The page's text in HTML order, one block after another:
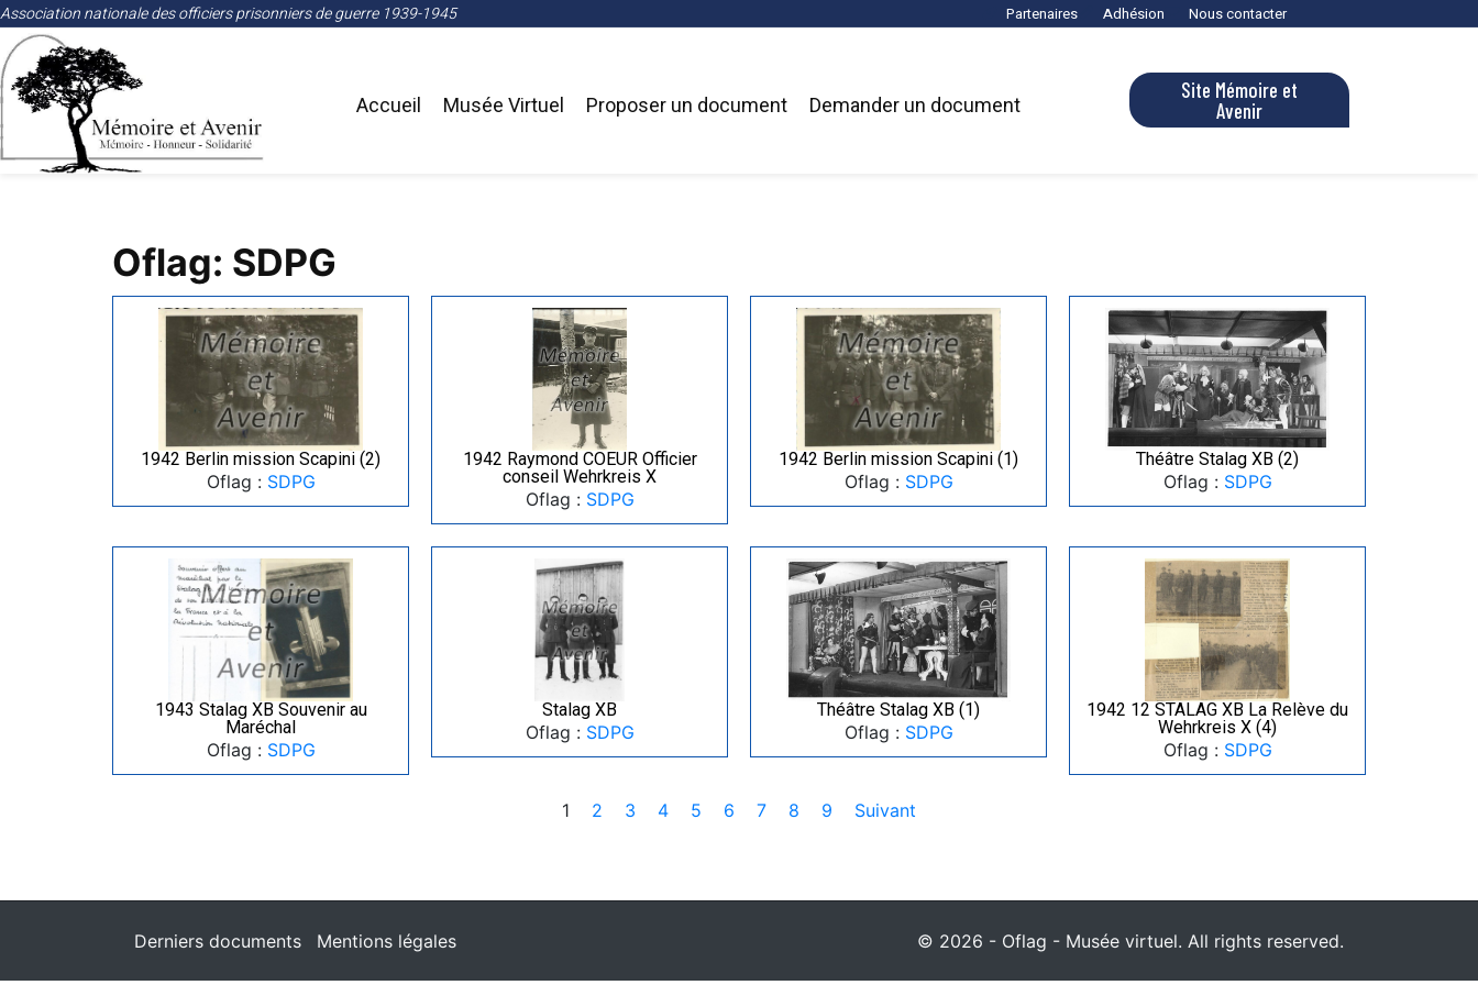
Association nationale des officiers prisonniers de guerre 1939-1945 Partenaires Adhésion Nous contacter
Accueil Musée Virtuel Proposer un document Demander un document
Site Mémoire et
Avenir
Oflag: SDPG
1942 Berlin mission Scapini (2)
Oflag : SDPG
1942 Raymond COEUR Officier
conseil Wehrkreis X
Oflag : SDPG
1942 Berlin mission Scapini (1)
Oflag : SDPG
Théâtre Stalag XB (2)
Oflag : SDPG
1943 Stalag XB Souvenir au
Maréchal
Oflag : SDPG
Stalag XB
Oflag : SDPG
Théâtre Stalag XB (1)
Oflag : SDPG
1942 12 STALAG XB La Relève du
Wehrkreis X (4)
Oflag : SDPG
1 2 3 4 5 6 7 8 9 Suivant
Derniers documents Mentions légales © 2026 - Oflag - Musée virtuel. All rights reserved.